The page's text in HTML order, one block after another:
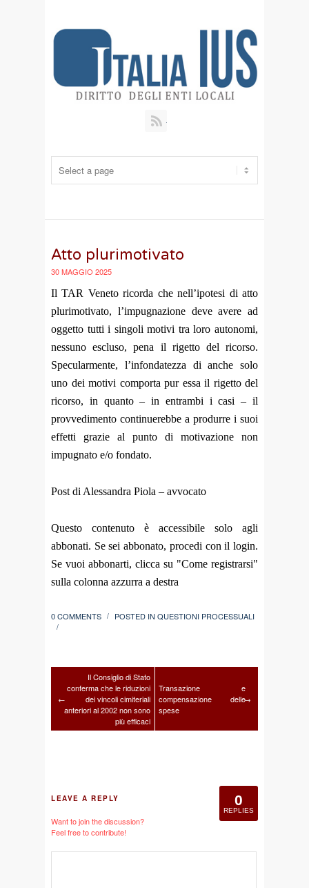
Atto plurimotivato
30 MAGGIO 2025
Il TAR Veneto ricorda che nell’ipotesi di atto
plurimotivato, l’impugnazione deve avere ad
oggetto tutti i singoli motivi tra loro autonomi,
nessuno escluso, pena il rigetto del ricorso.
Specularmente, l’infondatezza di anche solo
uno dei motivi comporta pur essa il rigetto del
ricorso, in quanto – in entrambi i casi – il
provvedimento continuerebbe a produrre i suoi
effetti grazie al punto di motivazione non
impugnato e/o fondato.
Post di Alessandra Piola – avvocato
Questo contenuto è accessibile solo agli
abbonati. Se sei abbonato, procedi con il login.
Se vuoi abbonarti, clicca su "Come registrarsi"
sulla colonna azzurra a destra
0 COMMENTS / POSTED IN QUESTIONI PROCESSUALI
/
←
Il Consiglio di Stato
conferma che le riduzioni
dei vincoli cimiteriali
anteriori al 2002 non sono
più efficaci
Transazione e
compensazione delle
spese
→
0
REPLIES
LEAVE A REPLY
Want to join the discussion?
Feel free to contribute!